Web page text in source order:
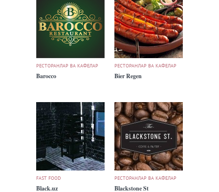
РЕСТОРАНЛАР ВА КАФЕЛАР
Barocco
РЕСТОРАНЛАР ВА КАФЕЛАР
Bier Regen
FAST FOOD
Black.uz
РЕСТОРАНЛАР ВА КАФЕЛАР
Blackstone St